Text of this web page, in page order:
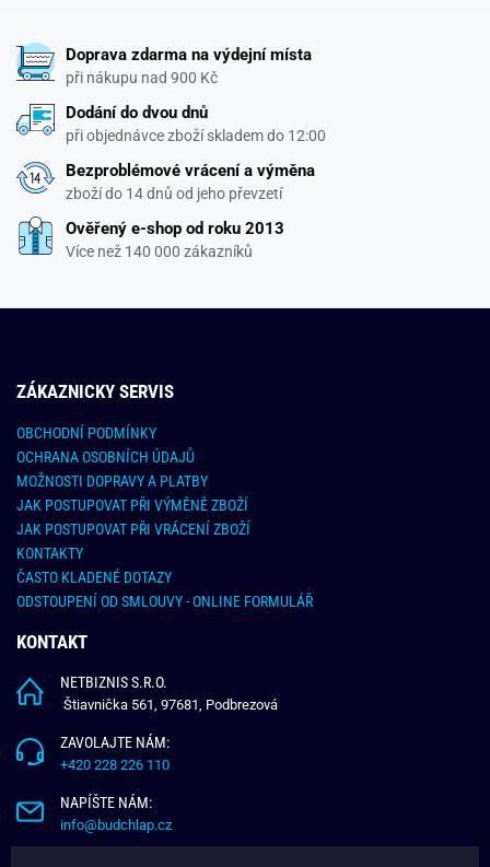
Doprava zdarma na výdejní místa
při nákupu nad 900 Kč
Dodání do dvou dnů
při objednávce zboží skladem do 12:00
Bezproblémové vrácení a výměna
zboží do 14 dnů od jeho převzetí
Ověřený e-shop od roku 2013
Více než 140 000 zákazníků
ZÁKAZNICKY SERVIS
OBCHODNÍ PODMÍNKY
OCHRANA OSOBNÍCH ÚDAJŮ
MOŽNOSTI DOPRAVY A PLATBY
JAK POSTUPOVAT PŘI VÝMĚNĚ ZBOŽÍ
JAK POSTUPOVAT PŘI VRÁCENÍ ZBOŽÍ
KONTAKTY
ČASTO KLADENÉ DOTAZY
ODSTOUPENÍ OD SMLOUVY - ONLINE FORMULÁŘ
KONTAKT
NETBIZNIS S.R.O.
Štiavnička 561, 97681, Podbrezová
ZAVOLAJTE NÁM:
+420 228 226 110
NAPÍŠTE NÁM:
info@budchlap.cz